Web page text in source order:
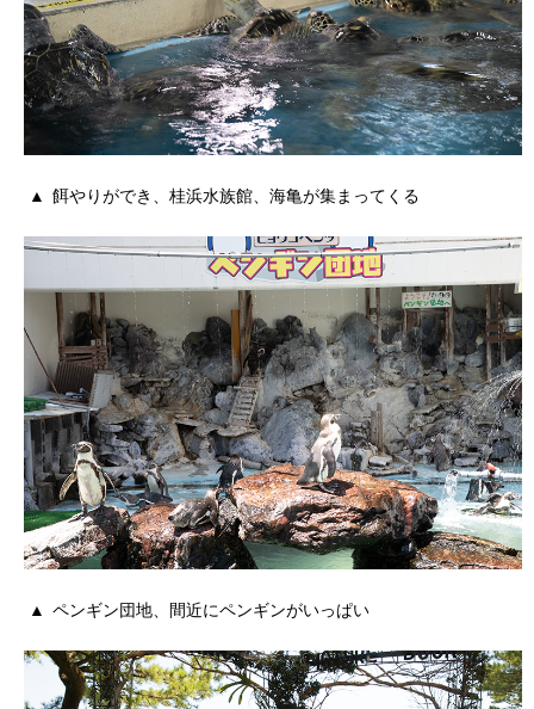
餌やりができ、桂浜水族館、海亀が集まってくる
ペンギン団地、間近にペンギンがいっぱい